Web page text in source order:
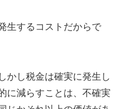
生するコストだからで
かし税金は確実に発生し
に減らすことは、不確実